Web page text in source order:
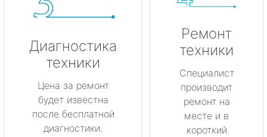
Диагностика
техники
Цена за ремонт
будет известна
после бесплатной
диагностики.
Ремонт
техники
Специалист
производит
ремонт на
месте и в
короткий